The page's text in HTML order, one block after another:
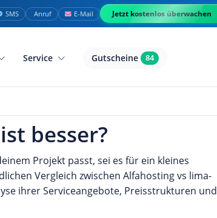
SMS Anruf E-Mail Jetzt kostenlos überwachen
Service Gutscheine 84
besser?
Projekt passt, sei es für ein kleines
Vergleich zwischen Alfahosting vs lima-
ihrer Serviceangebote, Preisstrukturen und